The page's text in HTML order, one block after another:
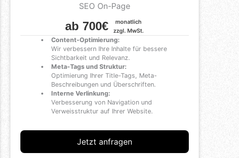
SEO On-Page
ab 700€
monatlich
zzgl. MwSt.
Content-Optimierung:
Wir verbessern Ihre Inhalte für bessere
Sichtbarkeit und Relevanz.
Meta-Tags und Struktur:
Optimierung Ihrer Title-Tags, Meta-
Beschreibungen und Überschriften.
Interne Verlinkung:
Verbesserung von Navigation und
Verweisstruktur auf Ihrer Website.
Jetzt anfragen